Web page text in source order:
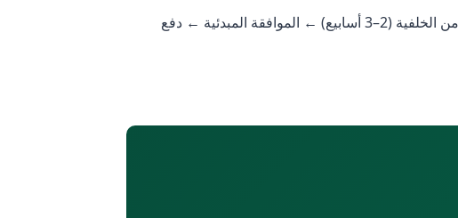
خطوات العملية: اختيار الوكيل وإعداد المستندات (2–4 أسابيع) ← تقديم الطلب إلى لجنة الجنسية ← التحقق من الخلفية (2–3 أسابيع) ← الموافقة المبدئية ← دفع